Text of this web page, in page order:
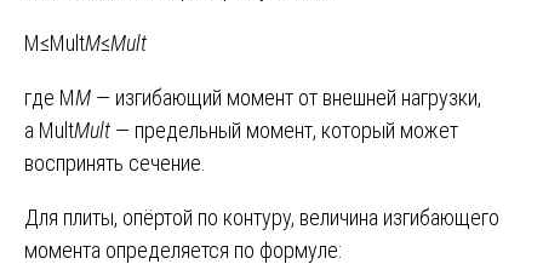
M≤MultM≤Mult
где MM — изгибающий момент от внешней нагрузки,
а MultMult ​ — предельный момент, который может
воспринять сечение.
Для плиты, опёртой по контуру, величина изгибающего
момента определяется по формуле: